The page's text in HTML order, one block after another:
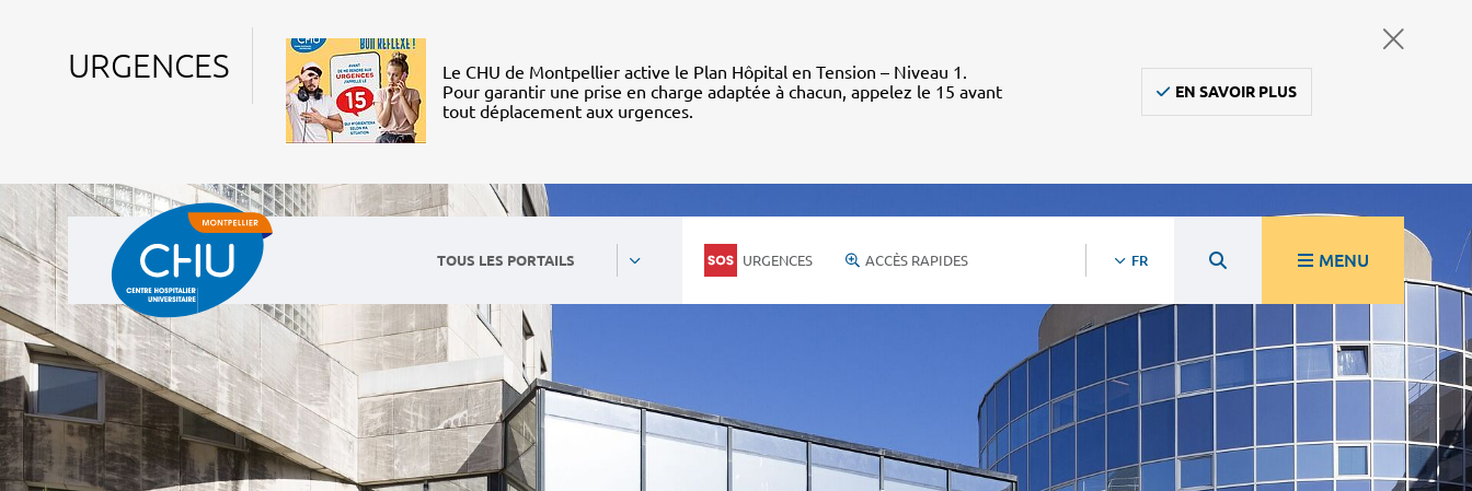
URGENCES
Le CHU de Montpellier active le Plan Hôpital en Tension – Niveau 1.
Pour garantir une prise en charge adaptée à chacun, appelez le 15 avant
tout déplacement aux urgences.
EN SAVOIR PLUS
TOUS LES PORTAILS URGENCES ACCÈS RAPIDES FR MENU